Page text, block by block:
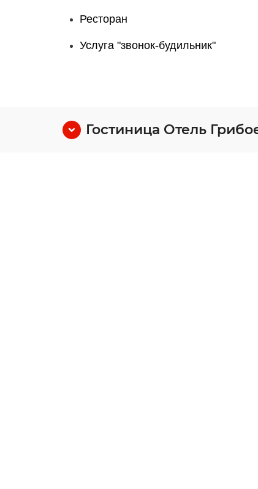
Ресторан
Услуга "звонок-будильник"
Гостиница Отель